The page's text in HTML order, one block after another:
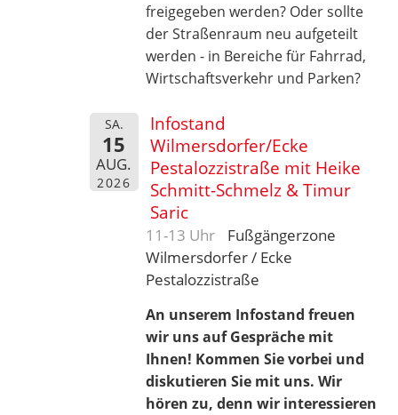
freigegeben werden? Oder sollte
der Straßenraum neu aufgeteilt
werden - in Bereiche für Fahrrad,
Wirtschaftsverkehr und Parken?
SA.
15
AUG.
2026
Infostand
Wilmersdorfer/Ecke
Pestalozzistraße mit Heike
Schmitt-Schmelz & Timur
Saric
11-13 Uhr
Fußgängerzone
Wilmersdorfer / Ecke
Pestalozzistraße
An unserem Infostand freuen
wir uns auf Gespräche mit
Ihnen! Kommen Sie vorbei und
diskutieren Sie mit uns. Wir
hören zu, denn wir interessieren